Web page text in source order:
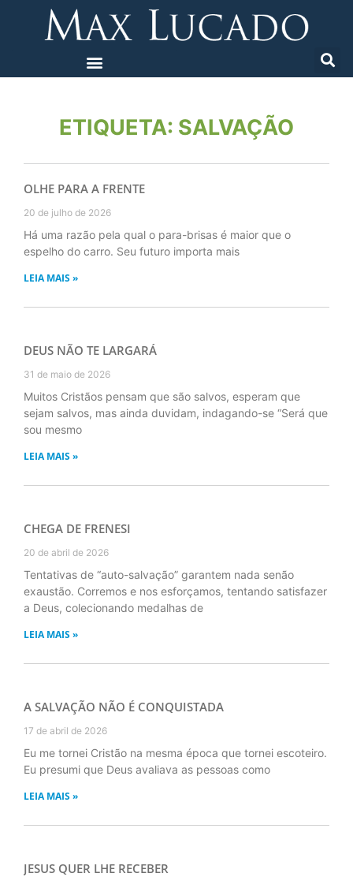
ETIQUETA: SALVAÇÃO
OLHE PARA A FRENTE
20 de julho de 2026
Há uma razão pela qual o para-brisas é maior que o
espelho do carro. Seu futuro importa mais
LEIA MAIS »
DEUS NÃO TE LARGARÁ
31 de maio de 2026
Muitos Cristãos pensam que são salvos, esperam que
sejam salvos, mas ainda duvidam, indagando-se “Será que
sou mesmo
LEIA MAIS »
CHEGA DE FRENESI
20 de abril de 2026
Tentativas de “auto-salvação” garantem nada senão
exaustão. Corremos e nos esforçamos, tentando satisfazer
a Deus, colecionando medalhas de
LEIA MAIS »
A SALVAÇÃO NÃO É CONQUISTADA
17 de abril de 2026
Eu me tornei Cristão na mesma época que tornei escoteiro.
Eu presumi que Deus avaliava as pessoas como
LEIA MAIS »
JESUS QUER LHE RECEBER